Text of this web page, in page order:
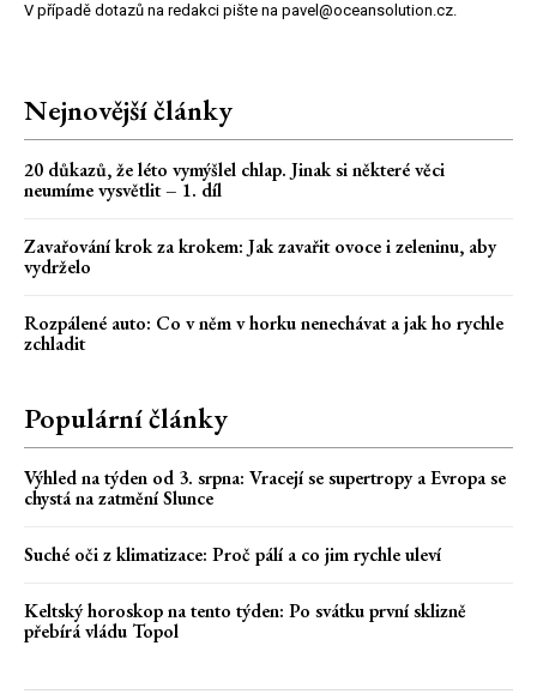
V případě dotazů na redakci pište na pavel@oceansolution.cz.
Nejnovější články
20 důkazů, že léto vymýšlel chlap. Jinak si některé věci
neumíme vysvětlit – 1. díl
Zavařování krok za krokem: Jak zavařit ovoce i zeleninu, aby
vydrželo
Rozpálené auto: Co v něm v horku nenechávat a jak ho rychle
zchladit
Populární články
Výhled na týden od 3. srpna: Vracejí se supertropy a Evropa se
chystá na zatmění Slunce
Suché oči z klimatizace: Proč pálí a co jim rychle uleví
Keltský horoskop na tento týden: Po svátku první sklizně
přebírá vládu Topol